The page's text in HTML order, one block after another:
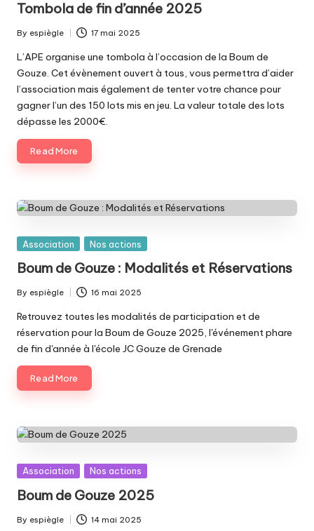
Tombola de fin d’année 2025
Posted
by
By espiègle 17 mai 2025
L’APE organise une tombola à l’occasion de la Boum de
Gouze. Cet évènement ouvert à tous, vous permettra d’aider
l’association mais également de tenter votre chance pour
gagner l’un des 150 lots mis en jeu. La valeur totale des lots
dépasse les 2000€.
Read More
Posted
Association Nos actions
Boum de Gouze : Modalités et Réservations
Posted
by
By espiègle 16 mai 2025
Retrouvez toutes les modalités de participation et de
réservation pour la Boum de Gouze 2025, l'événement phare
de fin d'année à l'école JC Gouze de Grenade
Read More
Posted
Association Nos actions
Boum de Gouze 2025
Posted
By espiègle 14 mai 2025